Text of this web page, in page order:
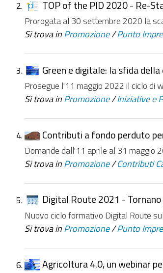
TOP of the PID 2020 - Re-
Prorogata al 30 settembre 2020 la
Si trova in Promozione /Punto
Green e digitale: la sfida
Prosegue l'11 maggio 2022 il ciclo di
Si trova in Promozione /Iniziative e
Contributi a fondo perduto
Domande dall'11 aprile al 31 maggio
Si trova in Promozione /Contributi
Digital Route 2021 -
Nuovo ciclo formativo Digital Route
Si trova in Promozione /Punto
Agricoltura 4.0, un webinar